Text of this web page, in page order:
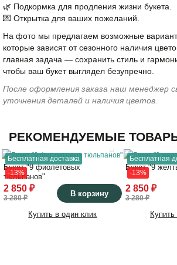
🌿 Подкормка для продления жизни букета.
💌 Открытка для ваших пожеланий.
На фото мы предлагаем возможные
которые зависят от сезонного наличия
главная задача — сохранить стиль и
чтобы ваш букет выглядел безупречно.
После оформления заказа наш менеджер
уточнения деталей и наличия цветов.
РЕКОМЕНДУЕМЫЕ
Бесплатная доставка
-13%
Букет "9 фиолетовых
тюльпанов"
2 850 ₽
3 280 ₽ В корзину
Купить в один клик
Бесплатная
-13%
Букет "9
2 850 ₽
3 280 ₽